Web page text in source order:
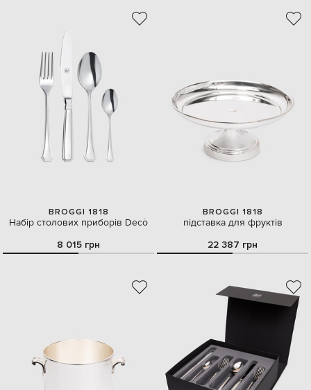
BROGGI 1818
Набір столових приборів Decò
8 015 грн
BROGGI 1818
підставка для фруктів
22 387 грн